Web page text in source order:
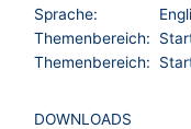
Sprache:
Themenbereich:
Themenbereich:
DOWNLOADS